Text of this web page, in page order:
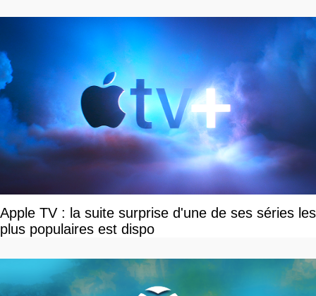
Apple TV : la suite surprise d'une de ses séries les
plus populaires est dispo